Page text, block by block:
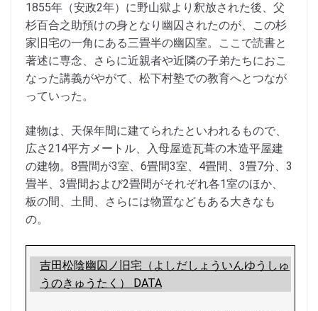
1855年（安政2年）に野山獄より釈放された後、父
杉百合之助預けの身となり幽囚されたのが、この杉
家旧宅の一角にある三畳半の幽囚室。ここで読書と
著述に専念、さらに近親者や近隣の子弟たちにおこ
なった講義がやがて、松下村塾での教育へとつなが
っていった。
建物は、天保年間に建てられたといわれるもので、
広さ214平方メートル、入母屋造瓦葺の木造平屋建
の建物。8畳間が3室、6畳間3室、4畳間、3畳7分、3
畳半、3畳間および2畳間がそれぞれ各1室のほか、
板の間、土間、さらには物置などもある大きなも
の。
吉田松陰幽囚ノ旧宅（よしだしょういんゆうしゅ
うのきゅうたく） DATA